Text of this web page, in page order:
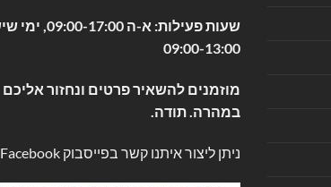
שעות פעילות: א-ה 09:00-
09:00-13:00
מוזמנים להשאיר פרטים ונחזור אליכם
במהרה. תודה.
ניתן ליצור איתנו קשר בפייסבוק Facebook